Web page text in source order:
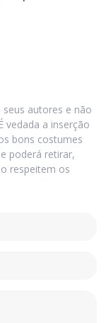
autores e não
vedada a inserção
bons costumes
poderá retirar,
respeitem os